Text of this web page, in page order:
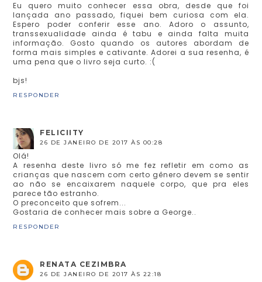
Eu quero muito conhecer essa obra, desde que foi
lançada ano passado, fiquei bem curiosa com ela.
Espero poder conferir esse ano. Adoro o assunto,
transsexualidade ainda é tabu e ainda falta muita
informação. Gosto quando os autores abordam de
forma mais simples e cativante. Adorei a sua resenha, é
uma pena que o livro seja curto. :(
bjs!
RESPONDER
FELICIITY
26 DE JANEIRO DE 2017 ÀS 00:28
Olá!
A resenha deste livro só me fez refletir em como as
crianças que nascem com certo gênero devem se sentir
ao não se encaixarem naquele corpo, que pra eles
parece tão estranho.
O preconceito que sofrem...
Gostaria de conhecer mais sobre a George..
RESPONDER
RENATA CEZIMBRA
26 DE JANEIRO DE 2017 ÀS 22:18